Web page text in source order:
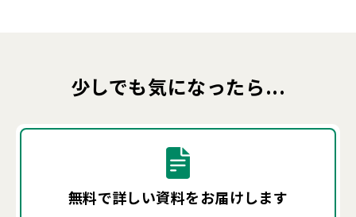
少しでも気になったら...
無料で詳しい資料をお届けします